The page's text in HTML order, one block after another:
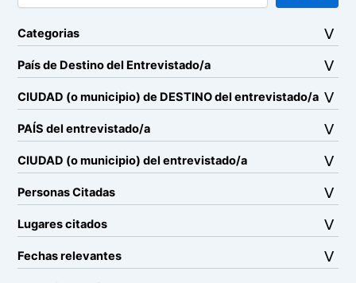
Categorias
País de Destino del Entrevistado/a
CIUDAD (o municipio) de DESTINO del entrevistado/a
PAÍS del entrevistado/a
CIUDAD (o municipio) del entrevistado/a
Personas Citadas
Lugares citados
Fechas relevantes